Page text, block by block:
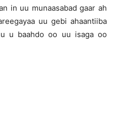
in uu munaasabad gaar ah
uu gebi ahaantiiba
u baahdo oo uu isaga oo